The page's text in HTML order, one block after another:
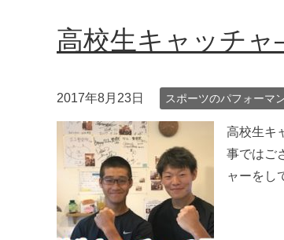
高校生キャッチ
2017年8月23日 スポーツのパフォーマ
高校生キ
事ではご
ャーをし